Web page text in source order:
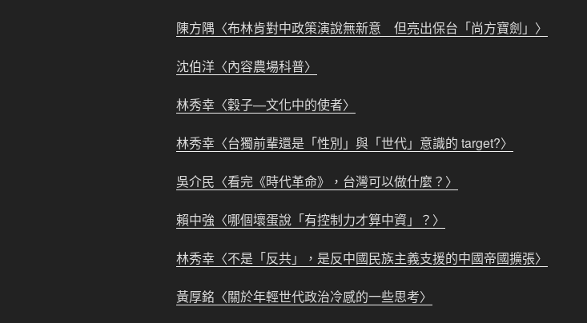
陳方隅 〈布林肯對中政策演說無新意 但亮出保台「尚方寶劍」〉
沈伯洋 〈內容農場科普〉
林秀幸 〈穀子—文化中的使者〉
林秀幸 〈台獨前輩還是「性別」與「世代」意識的 target?〉
吳介民 〈看完《時代革命》，台灣可以做什麼？〉
賴中強 〈哪個壞蛋說「有控制力才算中資」？〉
林秀幸 〈不是「反共」，是反中國民族主義支援的中國帝國擴張〉
黃厚銘 〈關於年輕世代政治冷感的一些思考〉